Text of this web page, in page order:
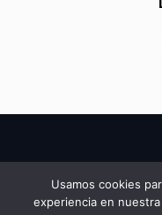
Usamos cookies
experiencia en